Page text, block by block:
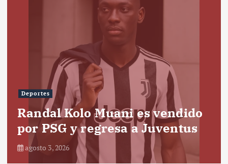
Deportes
Randal Kolo Muani es vendido
por PSG y regresa a Juventus
agosto 3, 2026